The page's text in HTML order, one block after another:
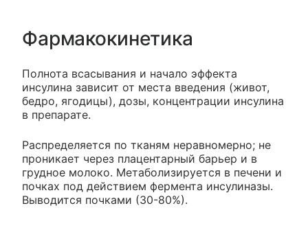
Фармакокинетика
Полнота всасывания и начало эффекта
инсулина зависит от места введения (живот,
бедро, ягодицы), дозы, концентрации инсулина
в препарате.
Распределяется по тканям неравномерно; не
проникает через плацентарный барьер и в
грудное молоко. Метаболизируется в печени и
почках под действием фермента инсулиназы.
Выводится почками (30-80%).